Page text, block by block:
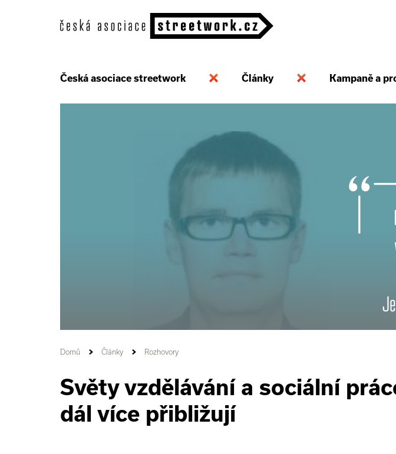
Česká asociace streetwork Články Kampaně a
Domů Články Rozhovory
Světy vzdělávání a sociální
dál více přibližují